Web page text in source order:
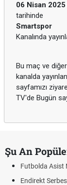
06 Nisan
tarihinde
Smartspor
Kanalında
Bu maç ve
kanalda
sayfamızı
TV'de Bugün
Şu An
Futbolda Asist
Endirekt